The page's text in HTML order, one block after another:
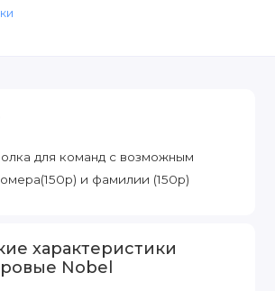
для команд с возможным
и фамилии (150р)
характеристики
Nobel